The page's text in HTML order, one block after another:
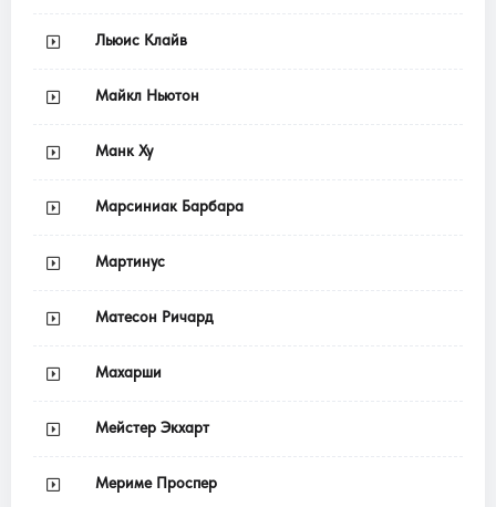
Льюис Клайв
Майкл Ньютон
Манк Ху
Марсиниак Барбара
Мартинус
Матесон Ричард
Махарши
Мейстер Экхарт
Мериме Проспер